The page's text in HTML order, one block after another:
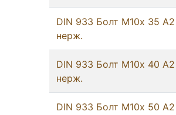
DIN 933 Болт М10х 35 А2
нерж.
DIN 933 Болт М10х 40 А2
нерж.
DIN 933 Болт М10х 50 А2